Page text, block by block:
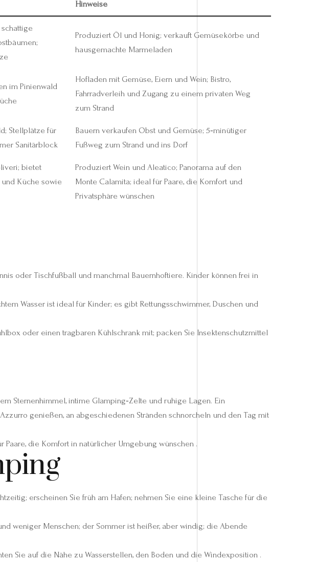
Hinweise
Produziert Öl und Honig; verkauft Gemüsekörbe und
hausgemachte Marmeladen
im Pinienwald
Hofladen mit Gemüse, Eiern und Wein; Bistro,
Fahrradverleih und Zugang zu einem privaten Weg
zum Strand
Stellplätze für
Sanitärblock
Bauern verkaufen Obst und Gemüse; 5‑minütiger
Fußweg zum Strand und ins Dorf
bietet
Küche sowie
Produziert Wein und Aleatico; Panorama auf den
Monte Calamita; ideal für Paare, die Komfort und
Privatsphäre wünschen
oder Tischfußball und manchmal Bauernhoftiere. Kinder können frei in
Wasser ist ideal für Kinder; es gibt Rettungsschwimmer, Duschen und
oder einen tragbaren Kühlschrank mit; packen Sie Insektenschutzmittel
Sternenhimmel, intime Glamping‑Zelte und ruhige Lagen. Ein
genießen, an abgeschiedenen Stränden schnorcheln und den Tag mit
die Komfort in natürlicher Umgebung wünschen .
erscheinen Sie früh am Hafen; nehmen Sie eine kleine Tasche für die
weniger Menschen; der Sommer ist heißer, aber windig; die Abende
Sie auf die Nähe zu Wasserstellen, den Boden und die Windexposition .